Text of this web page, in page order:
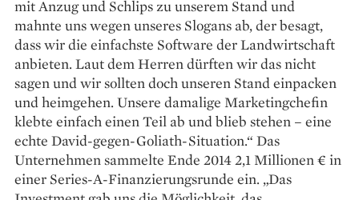
mit Anzug und Schlips zu unserem Stand und
mahnte uns wegen unseres Slogans ab, der besagt,
dass wir die einfachste Software der Landwirtschaft
anbieten. Laut dem Herren dürften wir das nicht
sagen und wir sollten doch unseren Stand einpacken
und heimgehen. Unsere damalige Marketingchefin
klebte einfach einen Teil ab und blieb stehen – eine
echte David-gegen-Goliath-Situation.“ Das
Unternehmen sammelte Ende 2014 2,1 Millionen € in
einer Series-A-Finanzierungsrunde ein. „Das